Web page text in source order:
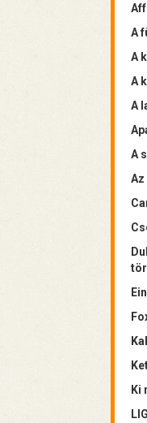
A
A
A
A
A
Az
Ki